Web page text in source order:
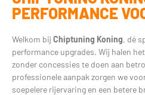
PERFORMANCE
Welkom bij Chiptuning Koning, dé
performance upgrades. Wij halen
zonder concessies te doen aan
professionele aanpak zorgen we
soepelere rijervaring en een betere